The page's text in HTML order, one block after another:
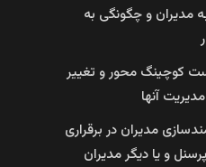
مدیران و چگونگی به‌
کوچینگ محور و تغییر
آنها
مدیران در برقراری
پرسنل و یا دیگر مدیران